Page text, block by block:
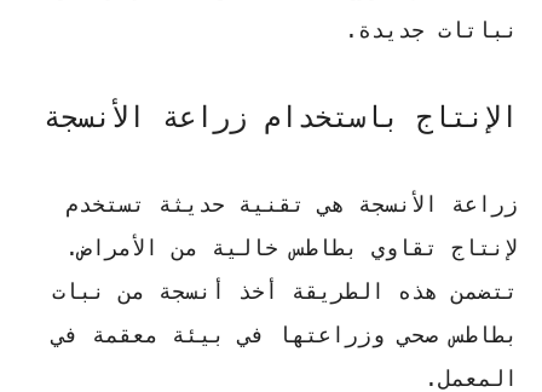
نباتات جديدة.
الإنتاج باستخدام زراعة الأنسجة
زراعة الأنسجة هي تقنية حديثة تستخدم
لإنتاج تقاوي بطاطس خالية من الأمراض.
تتضمن هذه الطريقة أخذ أنسجة من نبات
بطاطس صحي وزراعتها في بيئة معقمة في
المعمل.